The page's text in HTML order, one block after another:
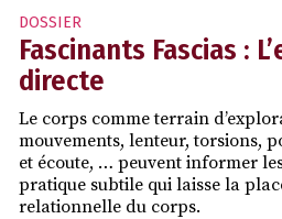
DOSSIER
Fascinants Fascias :
directe
Le corps comme terrain
mouvements, lenteur, torsions,
et écoute, … peuvent informer
pratique subtile qui laisse la
relationnelle du corps.